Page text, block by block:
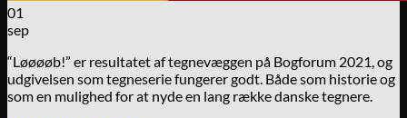
01
sep
“Løøøøb!” er resultatet af tegnevæggen på Bogforum 2021, og
udgivelsen som tegneserie fungerer godt. Både som historie og
som en mulighed for at nyde en lang række danske tegnere.